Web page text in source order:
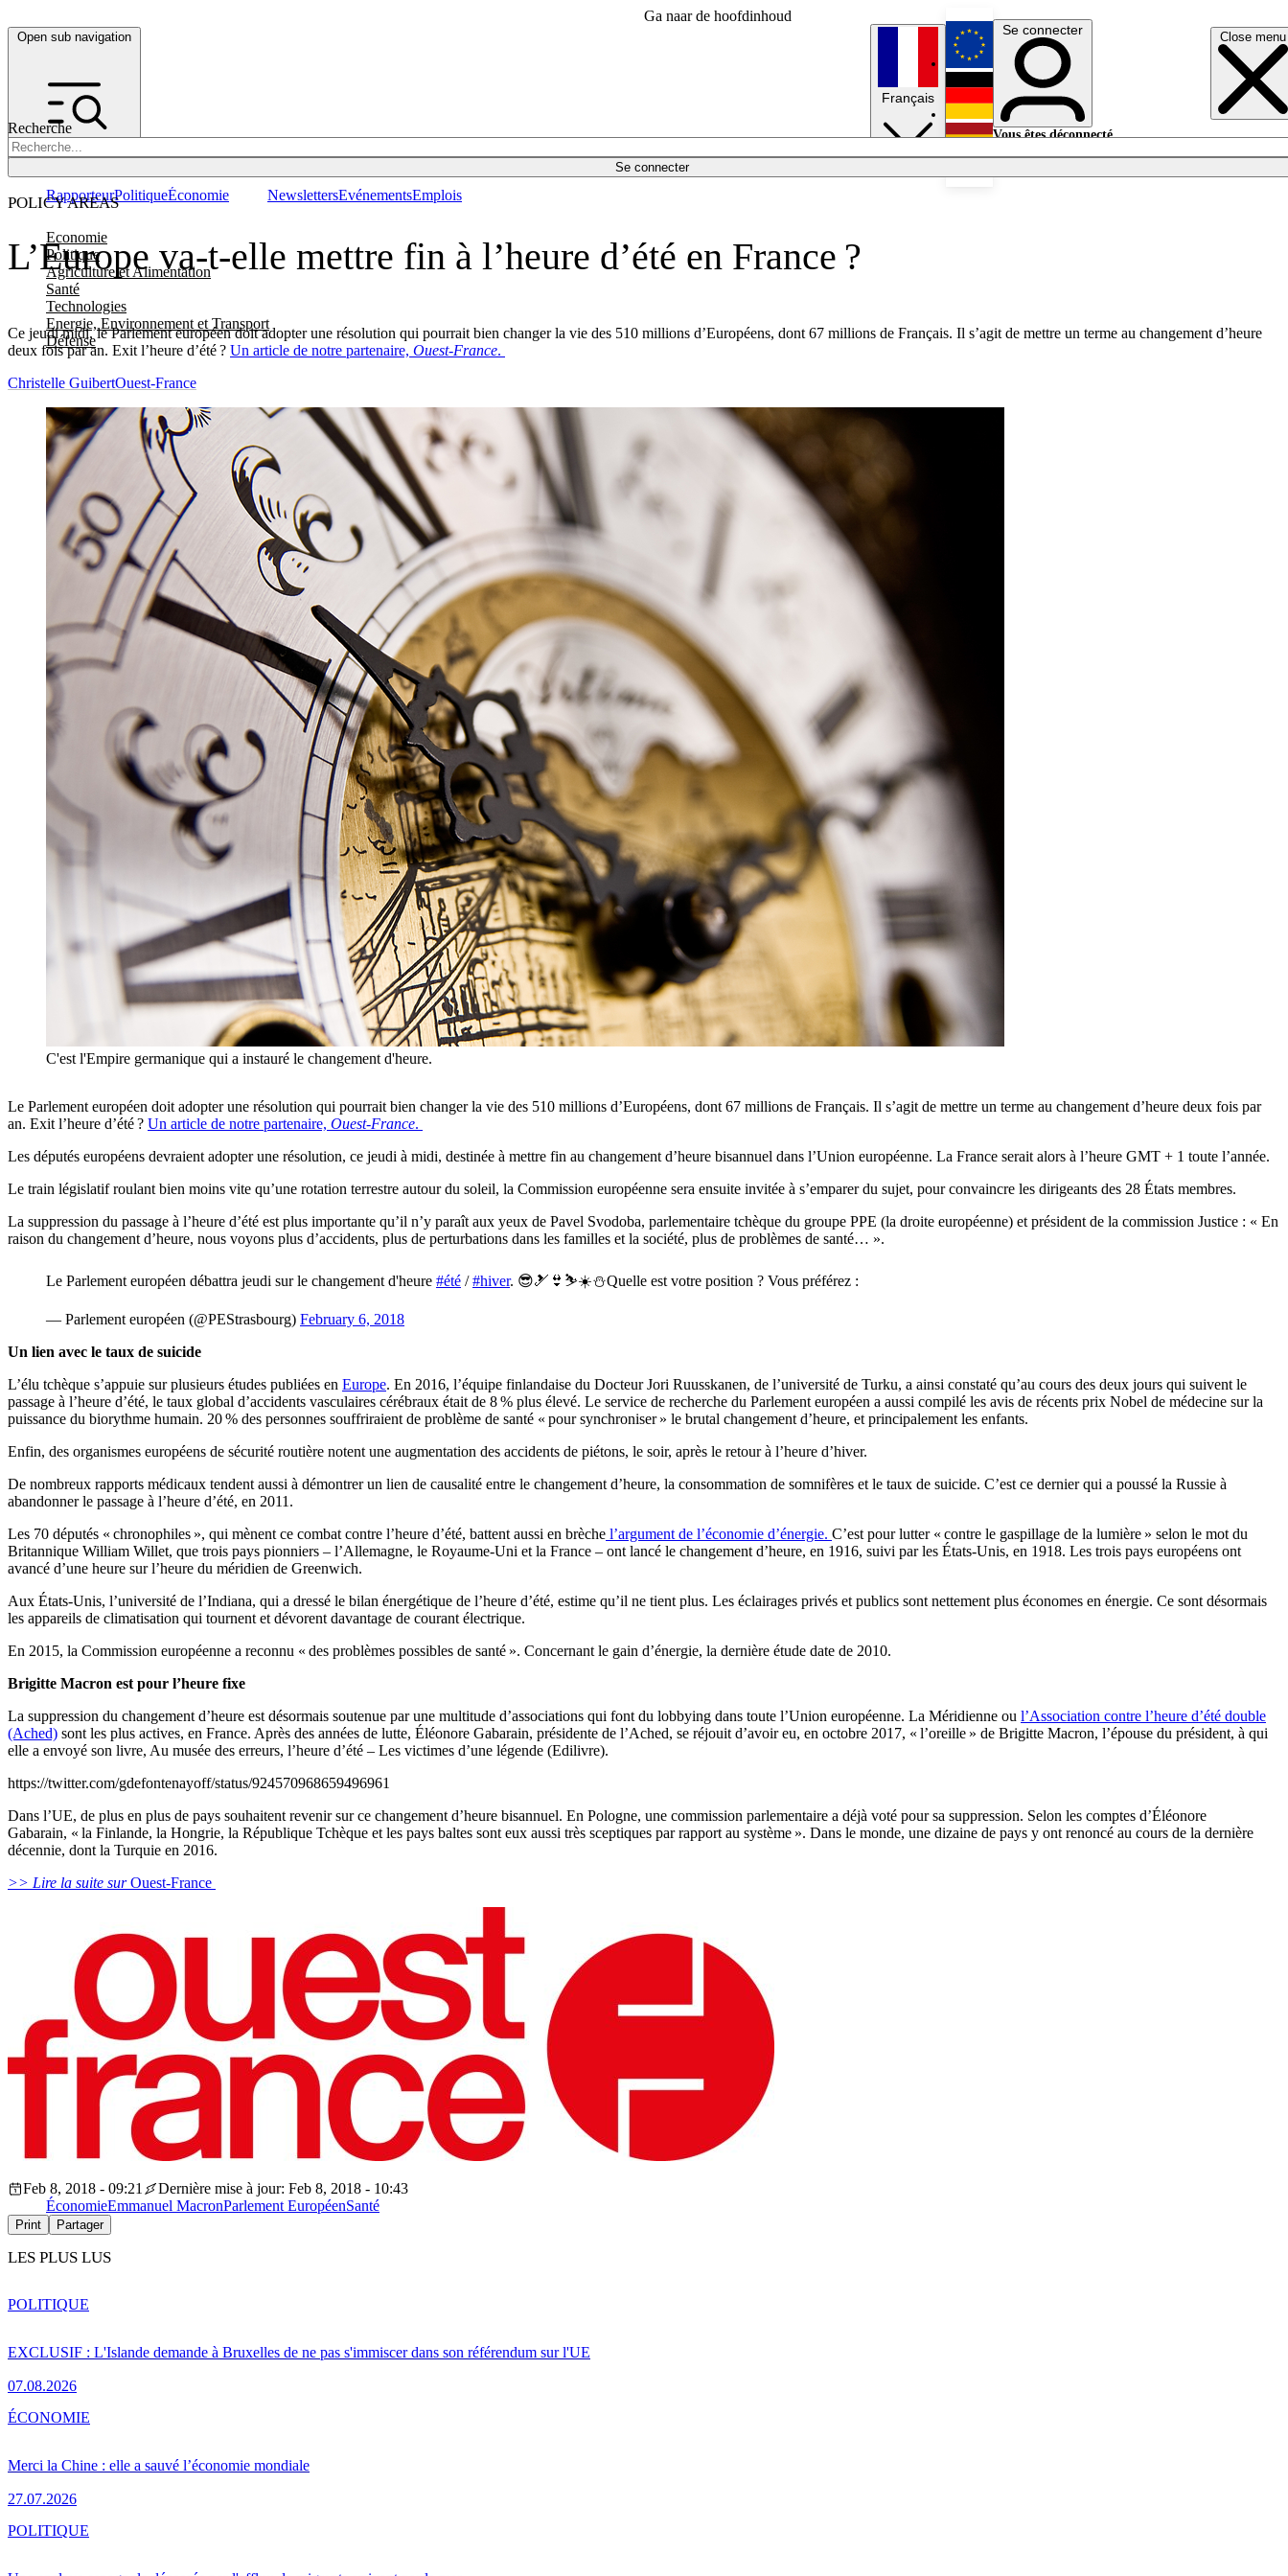
Ga naar de hoofdinhoud
Open sub navigation Close menu
Recherche
Se connecter
POLICY AREAS
Economie
Politique
Agriculture et Alimentation
Santé
Technologies
Energie, Environnement et Transport
Défense
RapporteurPolitiqueÉconomie NewslettersEvénementsEmplois
Français
English
Deutsch
Se connecter
Vous êtes déconnecté.
L’Europe va-t-elle mettre fin à l’heure d’été en France ?
Ce jeudi midi, le Parlement européen doit adopter une résolution qui pourrait bien changer la vie des 510 millions d’Européens, dont 67 millions de Français. Il s’agit de mettre un terme au changement d’heure
deux fois par an. Exit l’heure d’été ? Un article de notre partenaire, Ouest-France.
Christelle GuibertOuest-France
C'est l'Empire germanique qui a instauré le changement d'heure.
Le Parlement européen doit adopter une résolution qui pourrait bien changer la vie des 510 millions d’Européens, dont 67 millions de Français. Il s’agit de mettre un terme au changement d’heure deux fois par
an. Exit l’heure d’été ? Un article de notre partenaire, Ouest-France.
Les députés européens devraient adopter une résolution, ce jeudi à midi, destinée à mettre fin au changement d’heure bisannuel dans l’Union européenne. La France serait alors à l’heure GMT + 1 toute l’année.
Le train législatif roulant bien moins vite qu’une rotation terrestre autour du soleil, la Commission européenne sera ensuite invitée à s’emparer du sujet, pour convaincre les dirigeants des 28 États membres.
La suppression du passage à l’heure d’été est plus importante qu’il n’y paraît aux yeux de Pavel Svodoba, parlementaire tchèque du groupe PPE (la droite européenne) et président de la commission Justice : « En
raison du changement d’heure, nous voyons plus d’accidents, plus de perturbations dans les familles et la société, plus de problèmes de santé… ».
Le Parlement européen débattra jeudi sur le changement d'heure #été /#hiver. 😎🎿👙⛷️☀️⛄️Quelle est votre position ? Vous préférez :
— Parlement européen (@PEStrasbourg) February 6, 2018
Un lien avec le taux de suicide
L’élu tchèque s’appuie sur plusieurs études publiées en Europe. En 2016, l’équipe finlandaise du Docteur Jori Ruusskanen, de l’université de Turku, a ainsi constaté qu’au cours des deux jours qui suivent le
passage à l’heure d’été, le taux global d’accidents vasculaires cérébraux était de 8 % plus élevé. Le service de recherche du Parlement européen a aussi compilé les avis de récents prix Nobel de médecine sur la
puissance du biorythme humain. 20 % des personnes souffriraient de problème de santé « pour synchroniser » le brutal changement d’heure, et principalement les enfants.
Enfin, des organismes européens de sécurité routière notent une augmentation des accidents de piétons, le soir, après le retour à l’heure d’hiver.
De nombreux rapports médicaux tendent aussi à démontrer un lien de causalité entre le changement d’heure, la consommation de somnifères et le taux de suicide. C’est ce dernier qui a poussé la Russie à
abandonner le passage à l’heure d’été, en 2011.
Les 70 députés « chronophiles », qui mènent ce combat contre l’heure d’été, battent aussi en brèche l’argument de l’économie d’énergie. C’est pour lutter « contre le gaspillage de la lumière » selon le mot du
Britannique William Willet, que trois pays pionniers – l’Allemagne, le Royaume-Uni et la France – ont lancé le changement d’heure, en 1916, suivi par les États-Unis, en 1918. Les trois pays européens ont
avancé d’une heure sur l’heure du méridien de Greenwich.
Aux États-Unis, l’université de l’Indiana, qui a dressé le bilan énergétique de l’heure d’été, estime qu’il ne tient plus. Les éclairages privés et publics sont nettement plus économes en énergie. Ce sont désormais
les appareils de climatisation qui tournent et dévorent davantage de courant électrique.
En 2015, la Commission européenne a reconnu « des problèmes possibles de santé ». Concernant le gain d’énergie, la dernière étude date de 2010.
Brigitte Macron est pour l’heure fixe
La suppression du changement d’heure est désormais soutenue par une multitude d’associations qui font du lobbying dans toute l’Union européenne. La Méridienne ou l’Association contre l’heure d’été double
(Ached) sont les plus actives, en France. Après des années de lutte, Éléonore Gabarain, présidente de l’Ached, se réjouit d’avoir eu, en octobre 2017, « l’oreille » de Brigitte Macron, l’épouse du président, à qui
elle a envoyé son livre, Au musée des erreurs, l’heure d’été – Les victimes d’une légende (Edilivre).
https://twitter.com/gdefontenayoff/status/924570968659496961
Dans l’UE, de plus en plus de pays souhaitent revenir sur ce changement d’heure bisannuel. En Pologne, une commission parlementaire a déjà voté pour sa suppression. Selon les comptes d’Éléonore
Gabarain, « la Finlande, la Hongrie, la République Tchèque et les pays baltes sont eux aussi très sceptiques par rapport au système ». Dans le monde, une dizaine de pays y ont renoncé au cours de la dernière
décennie, dont la Turquie en 2016.
>> Lire la suite surOuest-France
Feb 8, 2018 - 09:21
Dernière mise à jour: Feb 8, 2018 - 10:43
ÉconomieEmmanuel MacronParlement EuropéenSanté
Print Partager
LES PLUS LUS
EXCLUSIF : L'Islande demande à Bruxelles de ne pas s'immiscer dans son référendum sur l'UE
07.08.2026
POLITIQUE
Merci la Chine : elle a sauvé l’économie mondiale
27.07.2026
ÉCONOMIE
POLITIQUE